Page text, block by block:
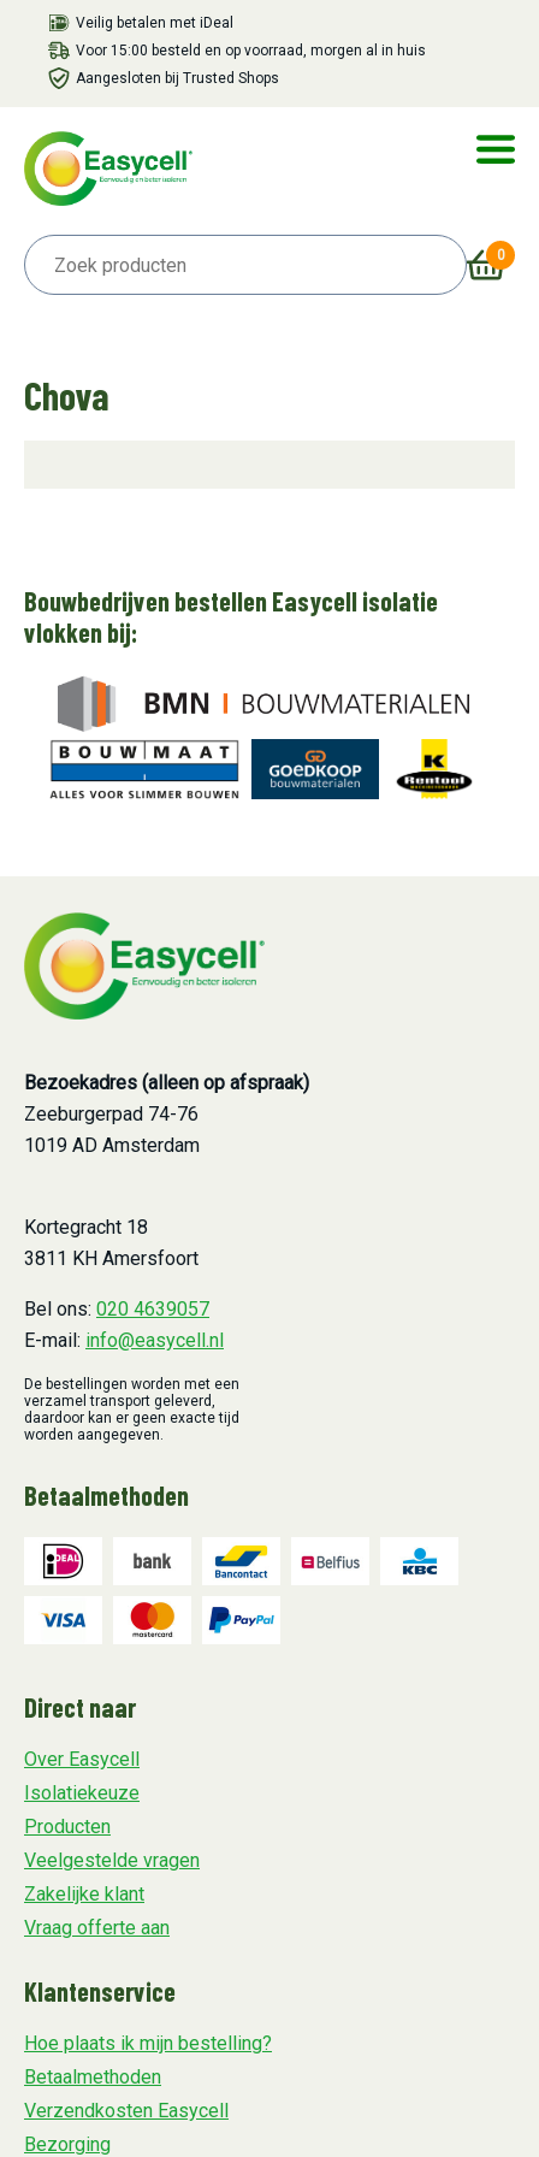
Veilig betalen met iDeal
Voor 15:00 besteld en op voorraad, morgen al in huis
Aangesloten bij Trusted Shops
0
Chova
Bouwbedrijven bestellen Easycell isolatie
vlokken bij:
Bezoekadres (alleen op afspraak)
Zeeburgerpad 74-76
1019 AD Amsterdam
Kortegracht 18
3811 KH Amersfoort
Bel ons: 020 4639057
E-mail: info@easycell.nl
De bestellingen worden met een
verzamel transport geleverd,
daardoor kan er geen exacte tijd
worden aangegeven.
Betaalmethoden
Direct naar
Over Easycell
Isolatiekeuze
Producten
Veelgestelde vragen
Zakelijke klant
Vraag offerte aan
Klantenservice
Hoe plaats ik mijn bestelling?
Betaalmethoden
Verzendkosten Easycell
Bezorging